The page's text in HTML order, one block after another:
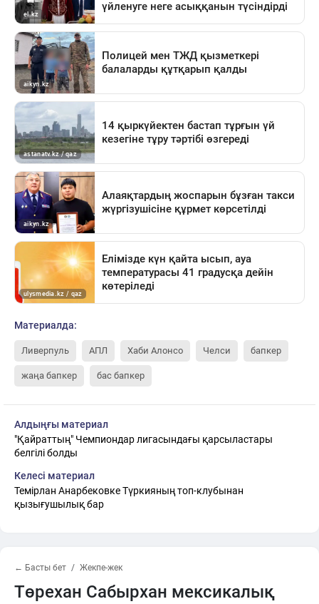
Материалда:
Ливерпуль АПЛ Хаби Алонсо Челси бапкер
жаңа бапкер бас бапкер
Алдыңғы материал
"Қайраттың" Чемпиондар лигасындағы қарсыластары
белгілі болды
Келесі материал
Темірлан Анарбековке Түркияның топ-клубынан
қызығушылық бар
← Басты бет Жекпе-жек
Төрехан Сабырхан мексикалық